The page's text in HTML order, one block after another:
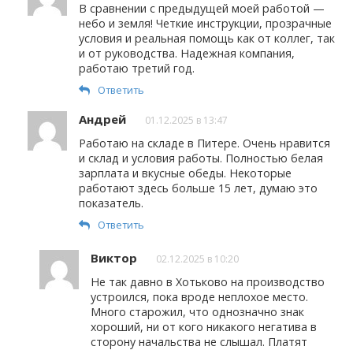
В сравнении с предыдущей моей работой —
небо и земля! Четкие инструкции, прозрачные
условия и реальная помощь как от коллег, так
и от руководства. Надежная компания,
работаю третий год.
Ответить
Андрей 01.12.2025 в 13:47
Работаю на складе в Питере. Очень нравится
и склад и условия работы. Полностью белая
зарплата и вкусные обеды. Некоторые
работают здесь больше 15 лет, думаю это
показатель.
Ответить
Виктор 02.12.2025 в 10:20
Не так давно в Хотьково на производство
устроился, пока вроде неплохое место.
Много старожил, что однозначно знак
хороший, ни от кого никакого негатива в
сторону начальства не слышал. Платят